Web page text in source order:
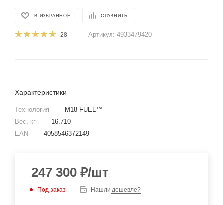
В ИЗБРАННОЕ СРАВНИТЬ
28 Артикул: 4933479420
Характеристики
Технология —
M18 FUEL™
Вес, кг —
16.710
EAN
— 4058546372149
247 300 ₽/шт
Под заказ Нашли дешевле?